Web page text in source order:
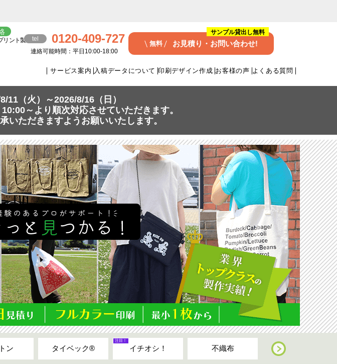
リント製
tel 0120-409-727
連絡可能時間：平日10:00-18:00
無料 お見積り・お問い合わせ!
サンプル貸出し無料
サービス案内 入稿データについて 印刷デザイン作成 お客様の声 よくある質問
11（火）～2026/8/16（日）
～より順次対応させていただきます。
いただきますようお願いいたします。
ン タイベック® イチオシ！
注目！
不織布 サコッシュ